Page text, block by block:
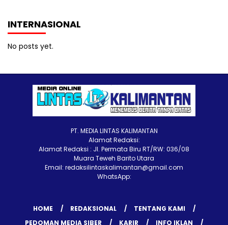
INTERNASIONAL
No posts yet.
PT. MEDIA LINTAS KALIMANTAN
Alamat Redaksi:
Alamat Redaksi : Jl. Permata Biru RT/RW: 036/08
Muara Teweh Barito Utara
Email: redaksilintaskalimantan@gmail.com
WhatsApp:
HOME REDAKSIONAL
TENTANG KAMI
PEDOMAN MEDIA SIBER
KARIR INFO IKLAN